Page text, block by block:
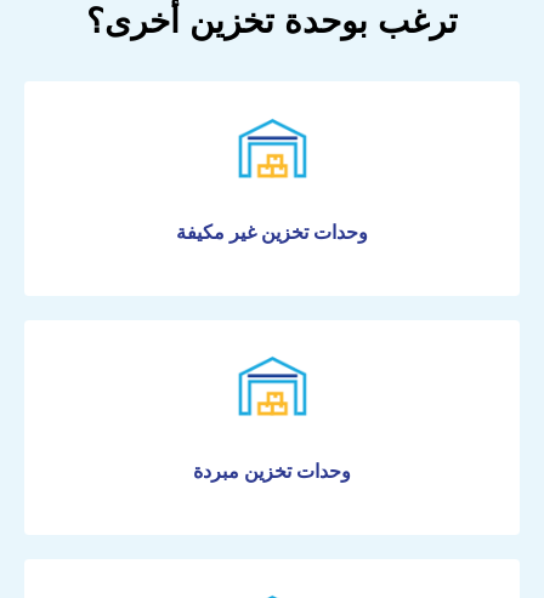
ترغب بوحدة تخزين أخرى؟
وحدات تخزين غير مكيفة
وحدات تخزين مبردة